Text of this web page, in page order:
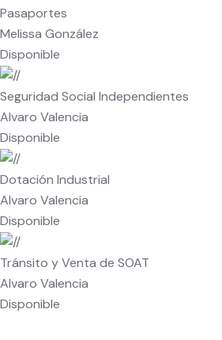
Pasaportes
Melissa González
Disponible
Seguridad Social Independientes
Alvaro Valencia
Disponible
Dotación Industrial
Alvaro Valencia
Disponible
Tránsito y Venta de SOAT
Alvaro Valencia
Disponible